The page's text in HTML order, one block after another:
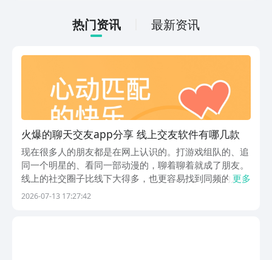
打发无聊的时间，可玩性真的比较高。
热门资讯 最新资讯
火爆的聊天交友app分享 线上交友软件有哪几款
现在很多人的朋友都是在网上认识的。打游戏组队的、追
同一个明星的、看同一部动漫的，聊着聊着就成了朋友。
线上的社交圈子比线下大得多，也更容易找到同频的人。
小编接下来将带来热门聊天交友app推荐，文中推荐的
更多
2026-07-13 17:27:42